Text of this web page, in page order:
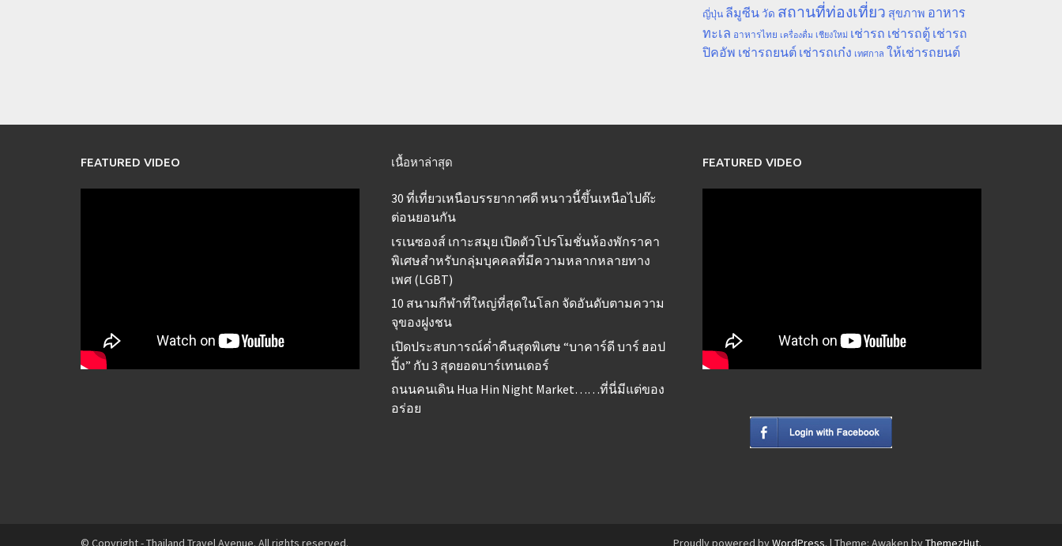
ญี่ปุ่น ลีมูซีน วัด สถานที่ท่องเที่ยว สุขภาพ อาหาร
ทะเล อาหารไทย เครื่องดื่ม เชียงใหม่ เช่ารถ เช่ารถตู้ เช่ารถ
ปิคอัพ เช่ารถยนต์ เช่ารถเก๋ง เทศกาล ให้เช่ารถยนต์
FEATURED VIDEO เนื้อหาล่าสุด
30 ที่เที่ยวเหนือบรรยากาศดี หนาวนี้ขึ้นเหนือไปต๊ะ
ต่อนยอนกัน
เรเนซองส์ เกาะสมุย เปิดตัวโปรโมชั่นห้องพักราคา
พิเศษสำหรับกลุ่มบุคคลที่มีความหลากหลายทาง
เพศ (LGBT)
10 สนามกีฬาที่ใหญ่ที่สุดในโลก จัดอันดับตามความ
จุของฝูงชน
เปิดประสบการณ์ค่ำคืนสุดพิเศษ “บาคาร์ดี บาร์ ฮอป
ปิ้ง” กับ 3 สุดยอดบาร์เทนเดอร์
ถนนคนเดิน Hua Hin Night Market……ที่นี่มีแต่ของ
อร่อย
FEATURED VIDEO
© Copyright - Thailand Travel Avenue. All rights reserved. Proudly powered byWordPress. | Theme: Awaken byThemezHut.